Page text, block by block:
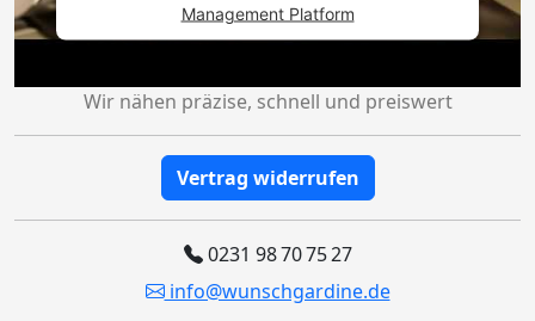
Management Platform
Wir nähen präzise, schnell und preiswert
Vertrag widerrufen
0231 98 70 75 27
info@wunschgardine.de